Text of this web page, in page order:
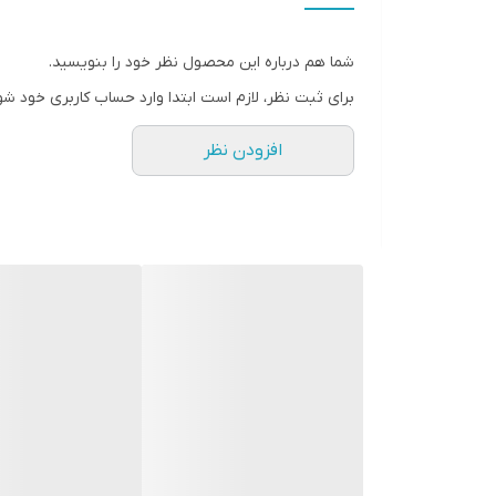
شما هم درباره این محصول نظر خود را بنویسید.
برای ثبت نظر، لازم است ابتدا وارد حساب کاربری خود
افزودن نظر